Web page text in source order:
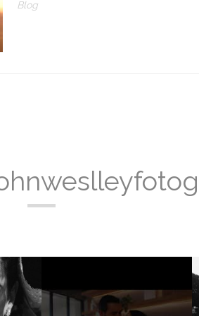
Blog